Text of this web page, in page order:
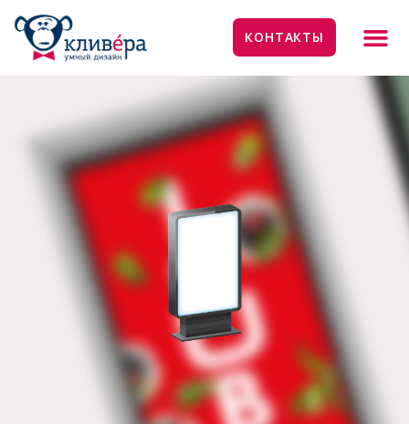
КОНТАКТЫ